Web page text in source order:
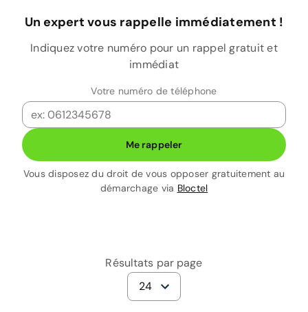
Un expert vous rappelle immédiatement !
Indiquez votre numéro pour un rappel gratuit et
immédiat
Votre numéro de téléphone
Me rappeler
Vous disposez du droit de vous opposer gratuitement au
démarchage via Bloctel
Résultats par page
24